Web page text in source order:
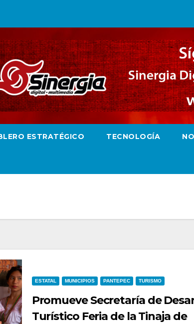
ESTRATÉGICO TECNOLOGÍA
ESTATAL MUNICIPIOS PANTEPEC TURISMO
Promueve Secretaría de
Turístico Feria de la Tinaja de